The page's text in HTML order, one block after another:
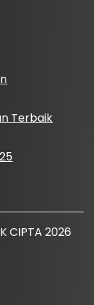
Terbaik
CIPTA 2026